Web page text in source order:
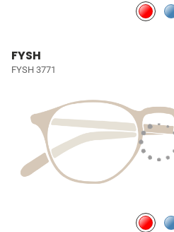
FYSH
FYSH 3771